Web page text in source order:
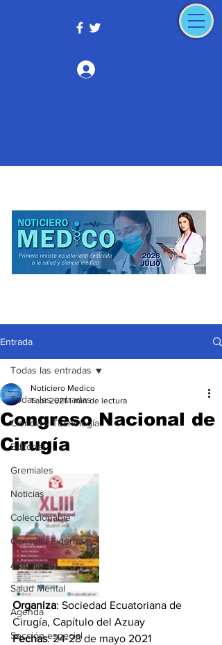
Entrada
Todas las entradas
Ciencia y Tecnología
Editorial
Gremiales
Noticias
Coleccionable
Consulta Externa
Actualidad
Salud Mental
Agenda
Sección especial
Todas las entradas
Congreso Nacional de
Cirugía
Noticiero Medico
1 abr 2021 1 min de lectura
Organiza: Sociedad Ecuatoriana de
Cirugía, Capítulo del Azuay
Fechas: 24-28 de mayo 2021